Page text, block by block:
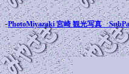
-PhotoMiyazaki 宮崎 観光写真